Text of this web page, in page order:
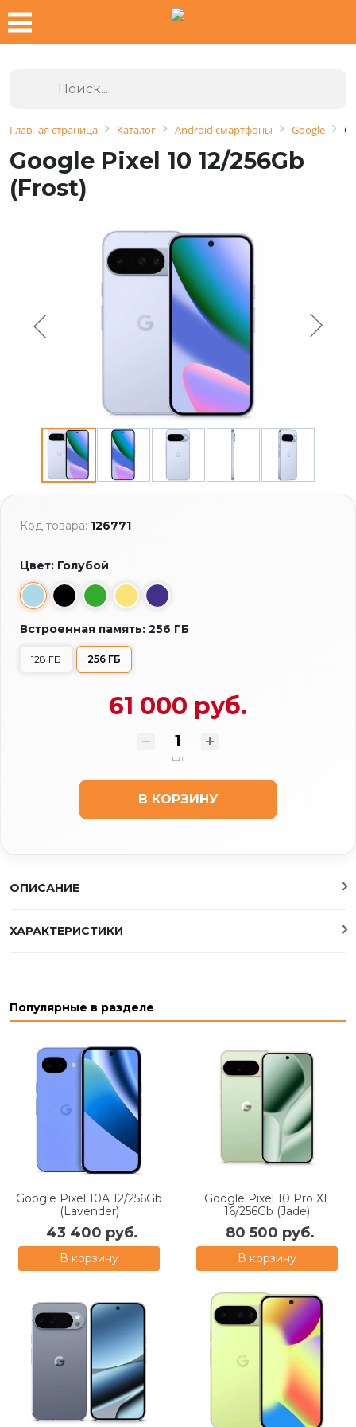
Главная страница Каталог Android смартфоны Google
Google Pixel 10 12/256Gb
(Frost)
Код товара: 126771
Цвет: Голубой
Встроенная память: 256 ГБ
128 ГБ 256 ГБ
61 000 руб.
шт
В КОРЗИНУ
ОПИСАНИЕ
ХАРАКТЕРИСТИКИ
Популярные в разделе
Google Pixel 10A 12/256Gb
(Lavender)
43 400 руб.
В корзину
Google Pixel 10 Pro XL
16/256Gb (Jade)
80 500 руб.
В корзину